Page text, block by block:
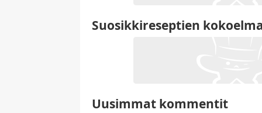
Suosikkireseptien
Uusimmat kommentit